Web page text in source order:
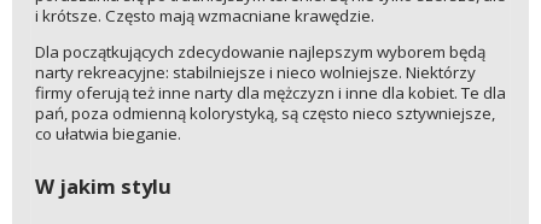
i krótsze. Często mają wzmacniane krawędzie.
Dla początkujących zdecydowanie najlepszym wyborem będą
narty rekreacyjne: stabilniejsze i nieco wolniejsze. Niektórzy
firmy oferują też inne narty dla mężczyzn i inne dla kobiet. Te dla
pań, poza odmienną kolorystyką, są często nieco sztywniejsze,
co ułatwia bieganie.
W jakim stylu